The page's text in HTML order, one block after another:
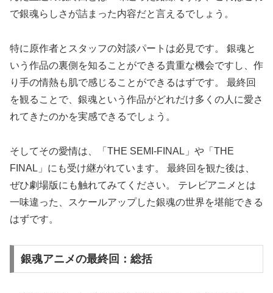
で銀魂らしさが詰まった内容だと言えるでしょう。
特に原作者とスタッフの対談パートは必見です。 銀魂と
いう作品の裏側を知ることができる貴重な機会ですし、作
り手の情熱も肌で感じることができるはずです。 最終回
を観ることで、銀魂という作品がどれだけ多くの人に愛さ
れてきたのかを実感できるでしょう。
そしてその愛情は、「THE SEMI-FINAL」や「THE
FINAL」にも受け継がれています。 最終回を観た後は、
ぜひ劇場版にも触れてみてください。 テレビアニメとは
一味違った、スケールアップした銀魂の世界を堪能できる
はずです。
銀魂アニメの最終回：総括